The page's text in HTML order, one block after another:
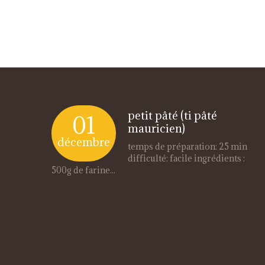
01
décembre
petit pâté (ti pâté
mauricien)
temps de préparation: 25 min
difficulté: facile ingrédients :
500g de farine...